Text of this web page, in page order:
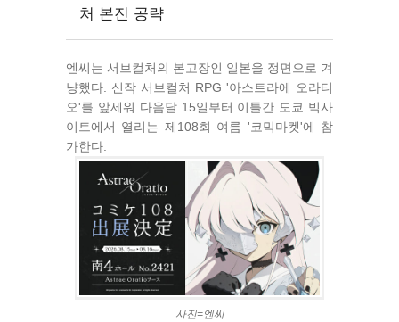
처 본진 공략
엔씨는 서브컬처의 본고장인 일본을 정면으로 겨
냥했다. 신작 서브컬처 RPG '아스트라에 오라티
오'를 앞세워 다음달 15일부터 이틀간 도쿄 빅사
이트에서 열리는 제108회 여름 '코믹마켓'에 참
가한다.
사진=엔씨